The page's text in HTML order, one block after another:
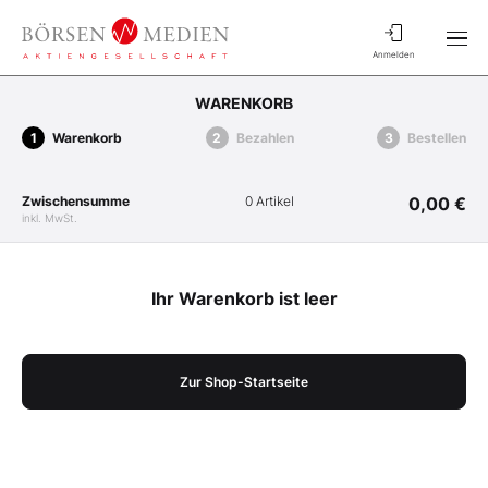
Anmelden
WARENKORB
Warenkorb Bezahlen Bestellen
Zwischensumme
inkl. MwSt.
0 Artikel 0,00 €
Ihr Warenkorb ist leer
Zur Shop-Startseite